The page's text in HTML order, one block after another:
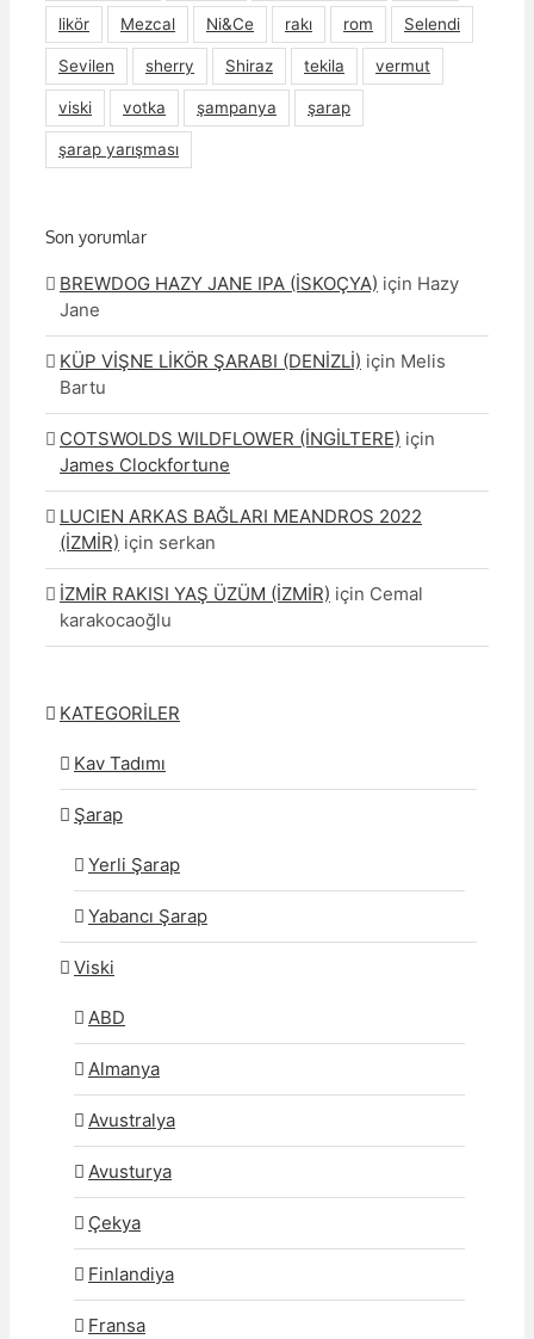
likör Mezcal Ni&Ce rakı rom Selendi
Sevilen sherry Shiraz tekila vermut
viski votka şampanya şarap
şarap yarışması
Son yorumlar
BREWDOG HAZY JANE IPA (İSKOÇYA) için Hazy
Jane
KÜP VİŞNE LİKÖR ŞARABI (DENİZLİ) için Melis
Bartu
COTSWOLDS WILDFLOWER (İNGİLTERE) için
James Clockfortune
LUCIEN ARKAS BAĞLARI MEANDROS 2022
(İZMİR) için serkan
İZMİR RAKISI YAŞ ÜZÜM (İZMİR) için Cemal
karakocaoğlu
KATEGORİLER
Kav Tadımı
Şarap
Yerli Şarap
Yabancı Şarap
Viski
ABD
Almanya
Avustralya
Avusturya
Çekya
Finlandiya
Fransa